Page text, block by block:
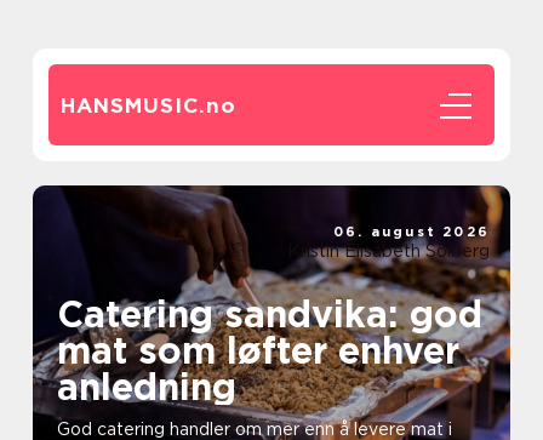
HANSMUSIC.no
Catering sandvika: god
mat som løfter enhver
anledning
God catering handler om mer enn å levere mat i
06. august 2026
Kristin Elisabeth Solberg